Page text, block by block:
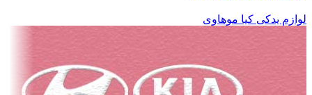
لوازم یدکی کیا موهاوی